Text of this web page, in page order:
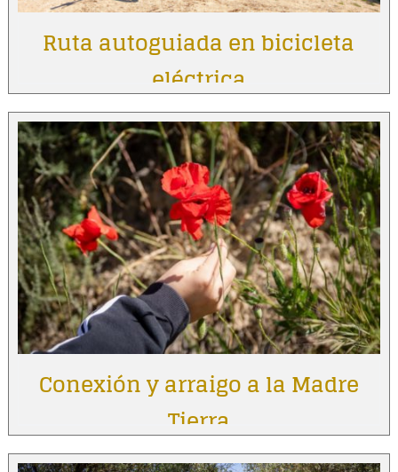
Ruta autoguiada en bicicleta
eléctrica
Conexión y arraigo a la Madre
Tierra